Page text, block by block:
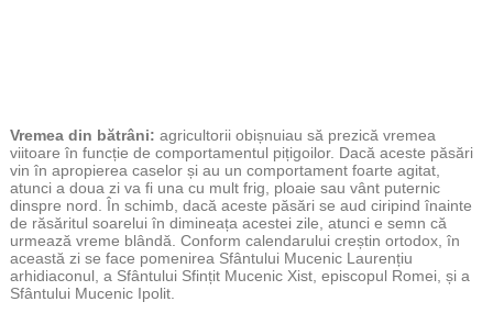
Vremea din bătrâni: agricultorii obișnuiau să prezică vremea
viitoare în funcție de comportamentul pițigoilor. Dacă aceste păsări
vin în apropierea caselor și au un comportament foarte agitat,
atunci a doua zi va fi una cu mult frig, ploaie sau vânt puternic
dinspre nord. În schimb, dacă aceste păsări se aud ciripind înainte
de răsăritul soarelui în dimineața acestei zile, atunci e semn că
urmează vreme blândă. Conform calendarului creștin ortodox, în
această zi se face pomenirea Sfântului Mucenic Laurențiu
arhidiaconul, a Sfântului Sfințit Mucenic Xist, episcopul Romei, și a
Sfântului Mucenic Ipolit.